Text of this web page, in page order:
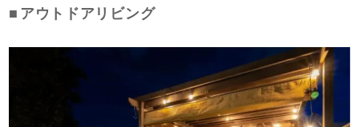
アウトドアリビング